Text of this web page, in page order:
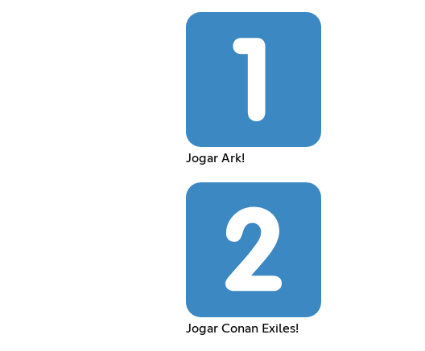
Jogar Ark!
Jogar Conan Exiles!